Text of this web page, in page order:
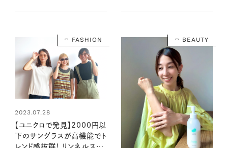
の実力を徹底検証しました
FASHION
2023.07.28
【ユニクロで発見】2000円以
下のサングラスが高機能でト
レンド感抜群！ リンネルスタ
BEAUTY